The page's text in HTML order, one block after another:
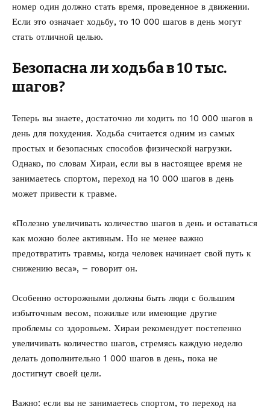
номер один должно стать время, проведенное в движении.
Если это означает ходьбу, то 10 000 шагов в день могут
стать отличной целью.
Безопасна ли ходьба в 10 тыс.
шагов?
Теперь вы знаете, достаточно ли ходить по 10 000 шагов в
день для похудения. Ходьба считается одним из самых
простых и безопасных способов физической нагрузки.
Однако, по словам Хираи, если вы в настоящее время не
занимаетесь спортом, переход на 10 000 шагов в день
может привести к травме.
«Полезно увеличивать количество шагов в день и оставаться
как можно более активным. Но не менее важно
предотвратить травмы, когда человек начинает свой путь к
снижению веса», – говорит он.
Особенно осторожными должны быть люди с большим
избыточным весом, пожилые или имеющие другие
проблемы со здоровьем. Хираи рекомендует постепенно
увеличивать количество шагов, стремясь каждую неделю
делать дополнительно 1 000 шагов в день, пока не
достигнут своей цели.
Важно: если вы не занимаетесь спортом, то переход на